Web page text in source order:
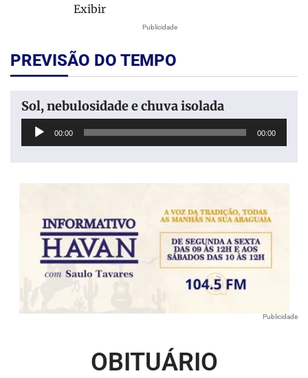
Exibir
Publicidade
PREVISÃO DO TEMPO
Sol, nebulosidade e chuva isolada
Tocador
00:00 00:00
Publicidade
OBITUÁRIO